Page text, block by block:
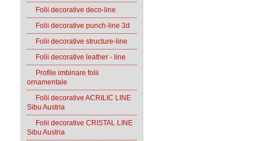
Folii decorative deco-line
Folii decorative punch-line 3d
Folii decorative structure-line
Folii decorative leather - line
Profile imbinare folii
ornamentale
Folii decorative ACRILIC LINE
Sibu Austria
Folii decorative CRISTAL LINE
Sibu Austria